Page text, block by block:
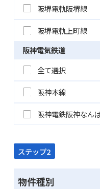
阪堺電軌阪堺線
阪堺電軌上町線
阪神電気鉄道
全て選択
阪神本線
阪神電鉄阪神なん
ステップ2
物件種別